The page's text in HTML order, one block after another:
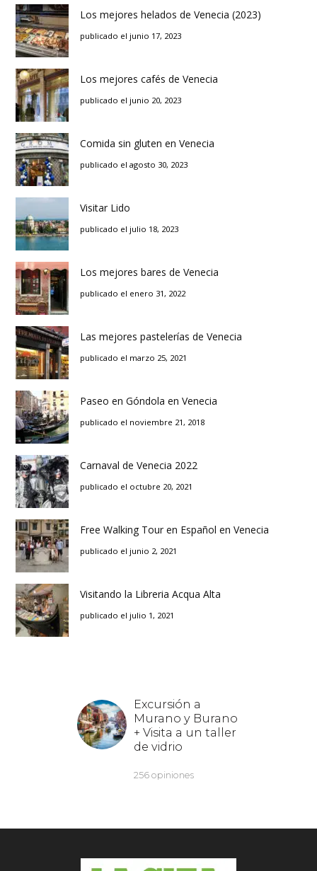
Los mejores helados de Venecia (2023)
publicado el junio 17, 2023
Los mejores cafés de Venecia
publicado el junio 20, 2023
Comida sin gluten en Venecia
publicado el agosto 30, 2023
Visitar Lido
publicado el julio 18, 2023
Los mejores bares de Venecia
publicado el enero 31, 2022
Las mejores pastelerías de Venecia
publicado el marzo 25, 2021
Paseo en Góndola en Venecia
publicado el noviembre 21, 2018
Carnaval de Venecia 2022
publicado el octubre 20, 2021
Free Walking Tour en Español en Venecia
publicado el junio 2, 2021
Visitando la Libreria Acqua Alta
publicado el julio 1, 2021